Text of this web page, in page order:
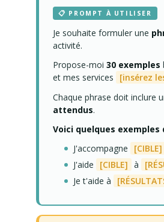
📋 PROMPT À UTILISER
Je souhaite formuler une
activité.
Propose-moi30 exemples
et mes services
[insérez
Chaque phrase doit inclure
attendus.
Voici quelques
J'accompagne
[CIBLE]
J'aide
[CIBLE] à
Je t'aide à